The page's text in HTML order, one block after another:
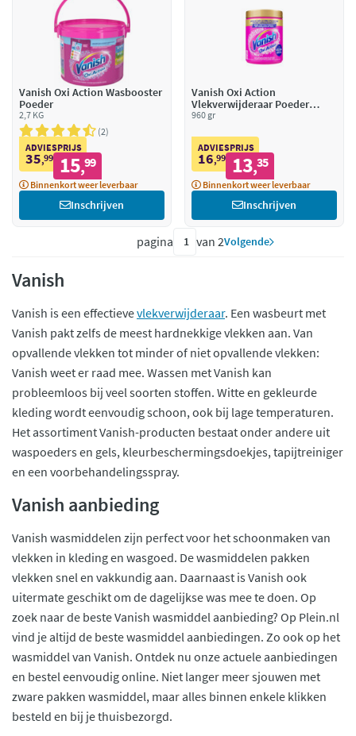
Vanish Oxi Action Wasbooster
Poeder
2,7 KG
2
ADVIESPRIJS
35,99 15,99
Binnenkort weer leverbaar
Inschrijven
Vanish Oxi Action
Vlekverwijderaar Poeder
Gekleurde Was
960 gr
ADVIESPRIJS
16,99 13,35
Binnenkort weer leverbaar
Inschrijven
pagina van 2Volgende
Vanish
Vanish is een effectievevlekverwijderaar. Een wasbeurt met
Vanish pakt zelfs de meest hardnekkige vlekken aan. Van
opvallende vlekken tot minder of niet opvallende vlekken:
Vanish weet er raad mee. Wassen met Vanish kan
probleemloos bij veel soorten stoffen. Witte en gekleurde
kleding wordt eenvoudig schoon, ook bij lage temperaturen.
Het assortiment Vanish-producten bestaat onder andere uit
waspoeders en gels, kleurbeschermingsdoekjes, tapijtreiniger
en een voorbehandelingsspray.
Vanish aanbieding
Vanish wasmiddelen zijn perfect voor het schoonmaken van
vlekken in kleding en wasgoed. De wasmiddelen pakken
vlekken snel en vakkundig aan. Daarnaast is Vanish ook
uitermate geschikt om de dagelijkse was mee te doen. Op
zoek naar de beste Vanish wasmiddel aanbieding? Op Plein.nl
vind je altijd de beste wasmiddel aanbiedingen. Zo ook op het
wasmiddel van Vanish. Ontdek nu onze actuele aanbiedingen
en bestel eenvoudig online. Niet langer meer sjouwen met
zware pakken wasmiddel, maar alles binnen enkele klikken
besteld en bij je thuisbezorgd.